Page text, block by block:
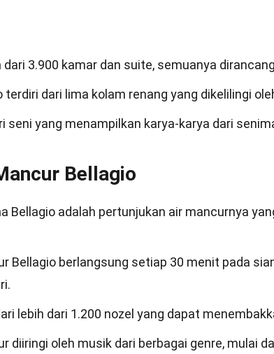
3.900 kamar dan suite, semuanya
terdiri dari lima kolam renang yang dikelilingi
seni yang menampilkan karya-karya dari
Bellagio
Bellagio adalah pertunjukan air mancurnya
Bellagio berlangsung setiap 30 menit pada
lebih dari 1.200 nozel yang dapat
diiringi oleh musik dari berbagai genre, mulai